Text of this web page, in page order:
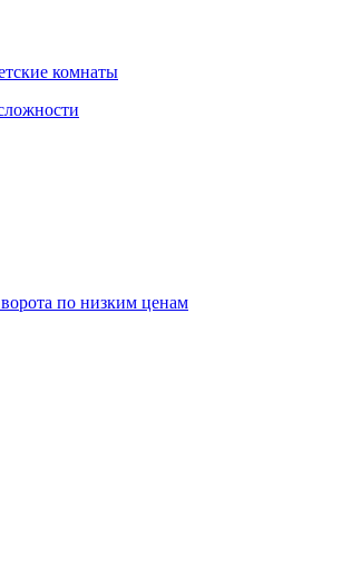
комнаты
по низким ценам